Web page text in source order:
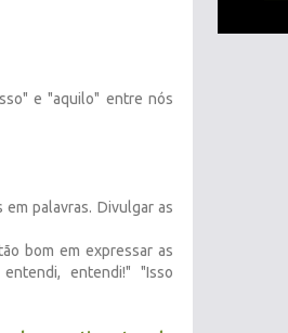
e "aquilo" entre nós
palavras. Divulgar as
bom em expressar as
entendi!" "Isso